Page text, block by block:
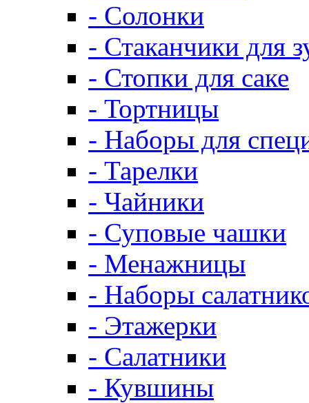
- Солонки
- Стаканчики для
- Стопки для саке
- Тортницы
- Наборы для
- Тарелки
- Чайники
- Суповые чашки
- Менажницы
- Наборы
- Этажерки
- Салатники
- Кувшины